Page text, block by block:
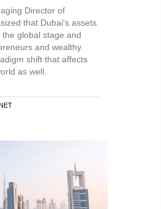
Director of
that Dubai's assets
global stage and
and wealthy
shift that affects
as well.